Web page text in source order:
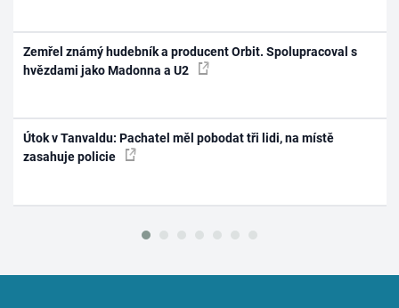
Zemřel známý hudebník a producent Orbit. Spolupracoval s
hvězdami jako Madonna a U2
Útok v Tanvaldu: Pachatel měl pobodat tři lidi, na místě
zasahuje policie